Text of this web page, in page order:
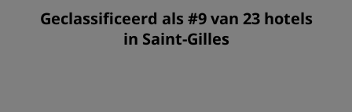
Geclassificeerd als #9 van 23 hotels
in Saint-Gilles